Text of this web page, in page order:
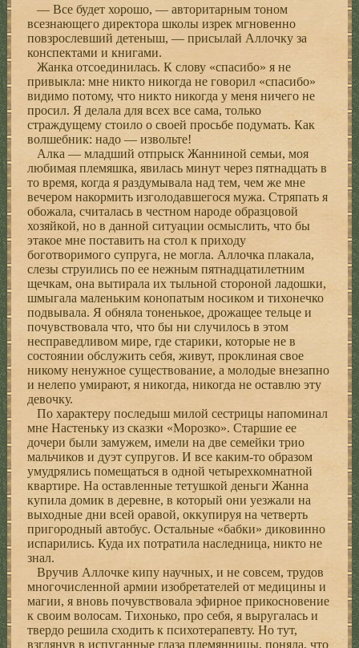
— Все будет хорошо, — авторитарным тоном
всезнающего директора школы изрек мгновенно
повзрослевший детеныш, — присылай Аллочку за
конспектами и книгами.
Жанка отсоединилась. К слову «спасибо» я не
привыкла: мне никто никогда не говорил «спасибо»
видимо потому, что никто никогда у меня ничего не
просил. Я делала для всех все сама, только
страждущему стоило о своей просьбе подумать. Как
волшебник: надо — извольте!
Алка — младший отпрыск Жанниной семьи, моя
любимая племяшка, явилась минут через пятнадцать в
то время, когда я раздумывала над тем, чем же мне
вечером накормить изголодавшегося мужа. Стряпать я
обожала, считалась в честном народе образцовой
хозяйкой, но в данной ситуации осмыслить, что бы
этакое мне поставить на стол к приходу
боготворимого супруга, не могла. Аллочка плакала,
слезы струились по ее нежным пятнадцатилетним
щечкам, она вытирала их тыльной стороной ладошки,
шмыгала маленьким конопатым носиком и тихонечко
подвывала. Я обняла тоненькое, дрожащее тельце и
почувствовала что, что бы ни случилось в этом
несправедливом мире, где старики, которые не в
состоянии обслужить себя, живут, проклиная свое
никому ненужное существование, а молодые внезапно
и нелепо умирают, я никогда, никогда не оставлю эту
девочку.
По характеру последыш милой сестрицы напоминал
мне Настеньку из сказки «Морозко». Старшие ее
дочери были замужем, имели на две семейки трио
мальчиков и дуэт супругов. И все каким-то образом
умудрялись помещаться в одной четырехкомнатной
квартире. На оставленные тетушкой деньги Жанна
купила домик в деревне, в который они уезжали на
выходные дни всей оравой, оккупируя на четверть
пригородный автобус. Остальные «бабки» диковинно
испарились. Куда их потратила наследница, никто не
знал.
Вручив Аллочке кипу научных, и не совсем, трудов
многочисленной армии изобретателей от медицины и
магии, я вновь почувствовала эфирное прикосновение
к своим волосам. Тихонько, про себя, я выругалась и
твердо решила сходить к психотерапевту. Но тут,
взглянув в испуганные глаза племянницы, поняла, что